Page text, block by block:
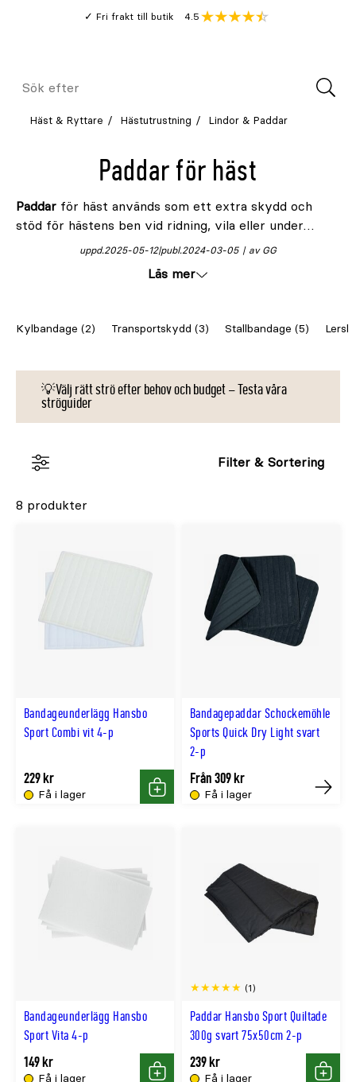
Fri frakt till butik
Genomsnitt
4.5
Meny
Sök
Häst & Ryttare Hästutrustning Lindor & Paddar
Paddar för häst
Paddar för häst används som ett extra skydd och
stöd för hästens ben vid ridning, vila eller under
bandagering. De finns i olika utföranden – från tunna
kraftigare paddar som används som
syfte.
publ.2024-03-05
uppd.2025-05-12 av GG
Läs mer
Kylbandage (2) Transportskydd (3) Stallbandage (5)
💡Välj rätt strö efter behov och budget – Testa våra
ströguider
Filter & Sortering
8 produkter
Bandageunderlägg Hansbo
Sport Combi vit 4-p
Få i lager
229 kr
Köp
Bandagepaddar Schockemöhle
Sports Quick Dry Light svart
2-p
Få i lager
Från 309 kr
Köp
Bandageunderlägg Hansbo
Sport Vita 4-p
Få i lager
149 kr
Paddar Hansbo Sport Quiltade
300g svart 75x50cm 2-p
(1)
Få i lager
239 kr